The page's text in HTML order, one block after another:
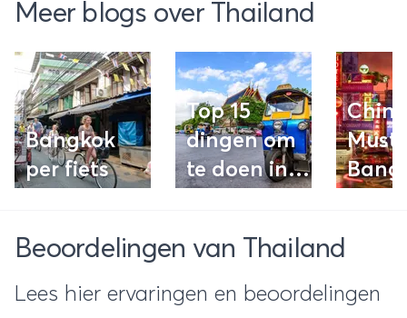
Meer blogs over Thailand
Bangkok
per fiets
Top 15
dingen om
te doen in
Beoordelingen van Thailand
Lees hier ervaringen en beoordelingen